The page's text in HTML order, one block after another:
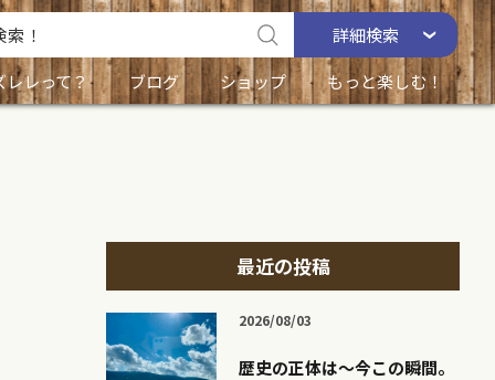
詳細検索
レレって？
ブログ ショップ もっと楽しむ！
最近の投稿
2026/08/03
歴史の正体は〜今この瞬間。